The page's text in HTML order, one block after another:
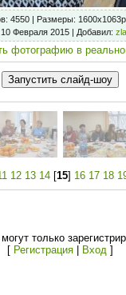
: 4550 | Размеры:
Февраля 2015 | Добавил:
фотографию в
12 13 14[15] 16 17 18
только
[ Регистрация| Вход ]